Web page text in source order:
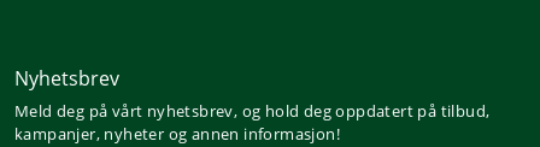
Nyhetsbrev
Meld deg på vårt nyhetsbrev, og hold deg oppdatert på tilbud,
kampanjer, nyheter og annen informasjon!